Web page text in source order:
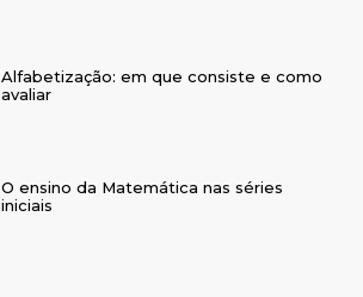
Alfabetização: em que consiste e como
avaliar
O ensino da Matemática nas séries
iniciais